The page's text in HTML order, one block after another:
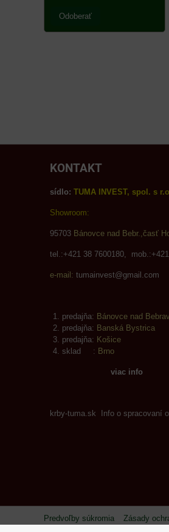
Odoberať
KONTAKT
sídlo: TUMA INVEST, spol. s
Showroom:
95703 Bánovce nad Bebr.,časť
tel.:+421 38 7600180,
e-mail: tumainvest@gmail.com
predajňa: Bánovce nad
predajňa: Banská Bystrica
predajňa: Košice
sklad : Brno +420
viac info
krby-tuma.sk Info o spracovaní
Predvoľby súkromia Zásady